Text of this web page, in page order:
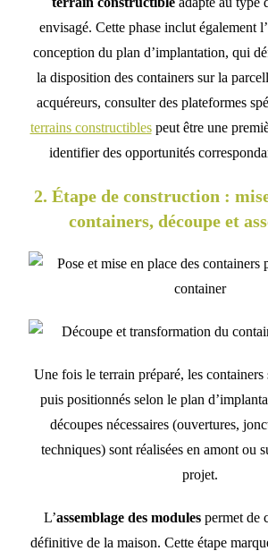
envisagé. Cette phase inclut également
conception du plan d’implantation, qui
la disposition des containers sur la
acquéreurs, consulter des plateformes
terrains constructiblespeut être une
identifier des opportunités
2. Étape de construction :
containers, découpe et
Une fois le terrain préparé, les containers
puis positionnés selon le plan
découpes nécessaires (ouvertures,
techniques) sont réalisées en amont ou
projet.
L’assemblage des modules permet de
définitive de la maison. Cette étape